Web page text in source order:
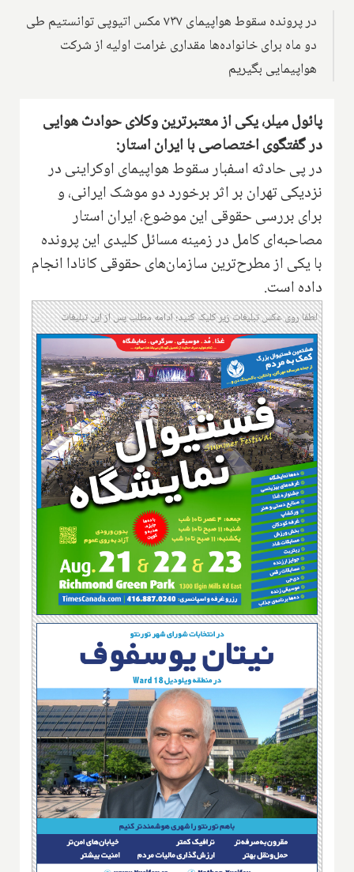
در پرونده سقوط هواپیمای ۷۳۷ مکس اتیوپی توانستیم طی
دو ماه برای خانواده‌ها مقداری غرامت اولیه از شرکت
هواپیمایی بگیریم
پائول میلر،‌ یکی از معتبرترین وکلای حوادث هوایی
در گفتگوی اختصاصی با ایران استار:
در پی حادثه اسفبار سقوط هواپیمای اوکراینی در
نزدیکی تهران بر اثر برخورد دو موشک ایرانی، و
برای بررسی حقوقی این موضوع، ایران استار
مصاحبه‌ای کامل در زمینه مسائل کلیدی این پرونده
با یکی از مطرح‌ترین سازمان‌های حقوقی کانادا انجام
داده است.
لطفا روی عکس تبلیغات زیر کلیک کنید؛ ادامه مطلب پس از این تبلیغات